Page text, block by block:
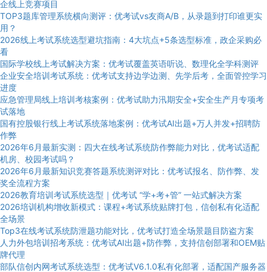
企线上竞赛项目
TOP3题库管理系统横向测评：优考试vs友商A/B，从录题到打印谁更实
用？
2026线上考试系统选型避坑指南：4大坑点+5条选型标准，政企采购必
看
国际学校线上考试解决方案：优考试覆盖英语听说、数理化全学科测评
企业安全培训考试系统：优考试支持边学边测、先学后考，全面管控学习
进度
应急管理局线上培训考核案例：优考试助力汛期安全+安全生产月专项考
试落地
国有控股银行线上考试系统落地案例：优考试AI出题+万人并发+招聘防
作弊
2026年6月最新实测：四大在线考试系统防作弊能力对比，优考试适配
机房、校园考试吗？
2026年6月最新知识竞赛答题系统测评对比：优考试报名、防作弊、发
奖全流程方案
2026教育培训考试系统选型｜优考试 “学+考+管” 一站式解决方案
2026培训机构增收新模式：课程+考试系统贴牌打包，信创私有化适配
全场景
Top3在线考试系统防泄题功能对比，优考试打造全场景题目防盗方案
人力外包培训招考系统：优考试AI出题+防作弊，支持信创部署和OEM贴
牌代理
部队信创内网考试系统选型：优考试V6.1.0私有化部署，适配国产服务器